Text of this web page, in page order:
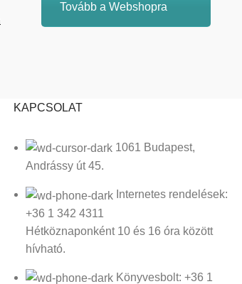
Tovább a Webshopra
KAPCSOLAT
1061 Budapest,
Andrássy út 45.
Internetes rendelések:
+36 1 342 4311
Hétköznaponként 10 és 16 óra között
hívható.
Könyvesbolt: +36 1